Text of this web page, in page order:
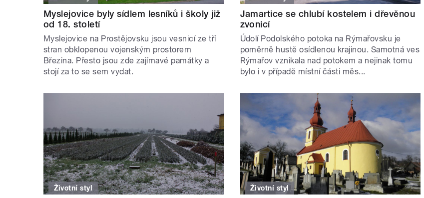
Myslejovice byly sídlem lesníků i školy již
od 18. století
Myslejovice na Prostějovsku jsou vesnicí ze tří
stran obklopenou vojenským prostorem
Březina. Přesto jsou zde zajímavé památky a
stojí za to se sem vydat.
Jamartice se chlubí kostelem i dřevěnou
zvonicí
Údolí Podolského potoka na Rýmařovsku je
poměrně hustě osídlenou krajinou. Samotná ves
Rýmařov vznikala nad potokem a nejinak tomu
bylo i v případě místní části měs...
Životní styl Životní styl